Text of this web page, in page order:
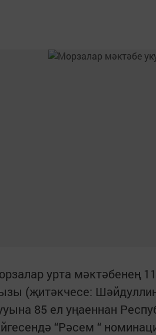
урта мәктәбенең
(җитәкчесе:
85 ел уңаеннан
“Рәсем “